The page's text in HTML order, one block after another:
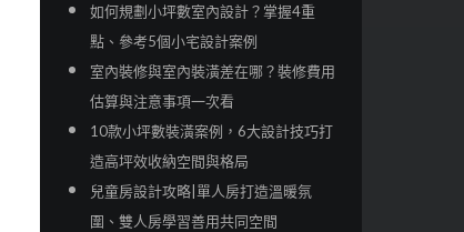
如何規劃小坪數室內設計？掌握4重
點、參考5個小宅設計案例
室內裝修與室內裝潢差在哪？裝修費用
估算與注意事項一次看
10款小坪數裝潢案例，6大設計技巧打
造高坪效收納空間與格局
兒童房設計攻略|單人房打造溫暖氛
圍、雙人房學習善用共同空間